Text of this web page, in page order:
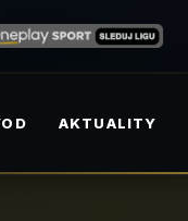
AKTUALITY